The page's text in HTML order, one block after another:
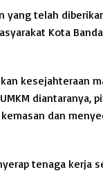
telah
Kota
kesejahteraan
diantaranya,
dan
tenaga kerja